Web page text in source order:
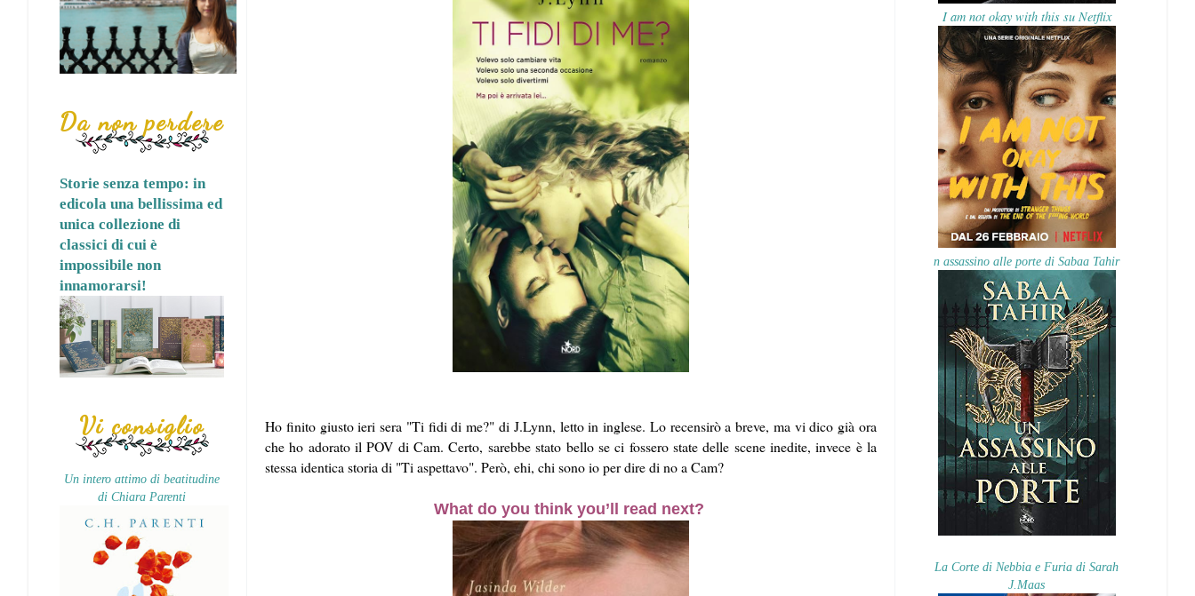
Ho finito giusto ieri sera "Ti fidi di me?" di J.Lynn, letto in inglese. Lo recensirò a breve, ma vi dico già ora
che ho adorato il POV di Cam. Certo, sarebbe stato bello se ci fossero state delle scene inedite, invece è la
stessa identica storia di "Ti aspettavo". Però, ehi, chi sono io per dire di no a Cam?
What do you think you’ll read next?
Da non perdere
Storie senza tempo: in
edicola una bellissima ed
unica collezione di
classici di cui è
impossibile non
innamorarsi!
Vi consiglio
Un intero attimo di beatitudine
di Chiara Parenti
I am not okay with this su Netflix
n assassino alle porte di Sabaa Tahir
La Corte di Nebbia e Furia di Sarah
J.Maas